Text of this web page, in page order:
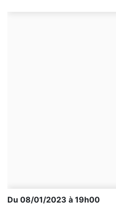
Du 08/01/2023 à 19h00